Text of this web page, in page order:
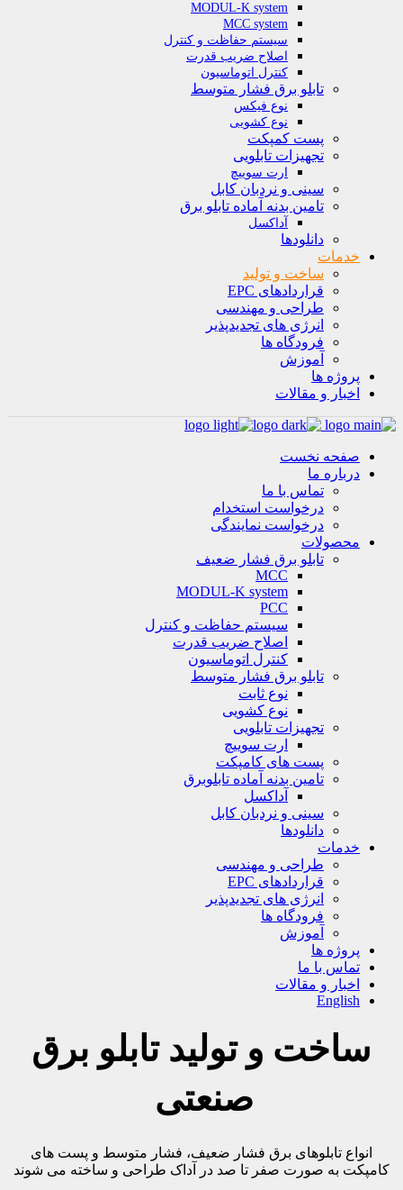
MODUL-K system
MCC system
سیستم حفاظت و کنترل
اصلاح ضریب قدرت
کنترل اتوماسیون
تابلو برق فشار متوسط
نوع فیکس
نوع کشویی
پست کمپکت
تجهیزات تابلویی
ارت سوییچ
سینی و نردبان کابل
تامین بدنه آماده تابلو برق
آداکسل
دانلودها
خدمات
ساخت و تولید
قراردادهای EPC
طراحی و مهندسی
انرژی های تجدیدپذیر
فرودگاه ها
آموزش
پروژه ها
اخبار و مقالات
صفحه نخست
درباره ما
تماس با ما
درخواست استخدام
درخواست نمایندگی
محصولات
تابلو برق فشار ضعیف
MCC
MODUL-K system
PCC
سیستم حفاظت و کنترل
اصلاح ضریب قدرت
کنترل اتوماسیون
تابلو برق فشار متوسط
نوع ثابت
نوع کشویی
تجهیزات تابلویی
ارت سوییچ
پست های کامپکت
تامین بدنه آماده تابلوبرق
آداکسل
سینی و نردبان کابل
دانلودها
خدمات
طراحی و مهندسی
قراردادهای EPC
انرژی های تجدیدپذیر
فرودگاه ها
آموزش
پروژه ها
تماس با ما
اخبار و مقالات
English
ساخت و تولید تابلو برق
صنعتی
انواع تابلوهای برق فشار ضعیف، فشار متوسط و پست های
کامپکت به صورت صفر تا صد در آداک طراحی و ساخته می شوند